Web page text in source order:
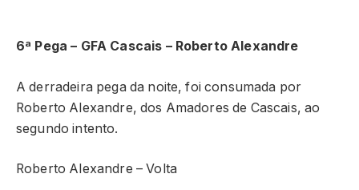
6ª Pega – GFA Cascais – Roberto Alexandre
A derradeira pega da noite, foi consumada por
Roberto Alexandre, dos Amadores de Cascais, ao
segundo intento.
Roberto Alexandre – Volta